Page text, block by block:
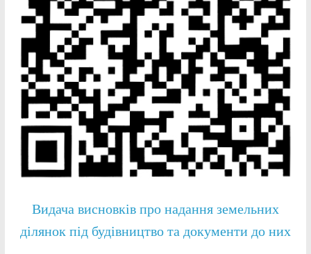
Видача висновків про надання земельних
ділянок під будівництво та документи до них